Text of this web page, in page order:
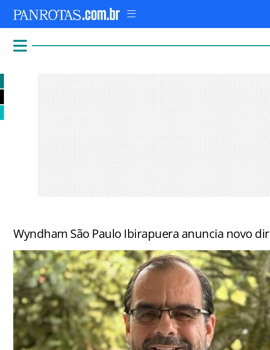
FIQUE LIGADO
Wyndham São Paulo Ibirapuera anuncia novo
Marc Balanger assume operação para reforçar estratégia de